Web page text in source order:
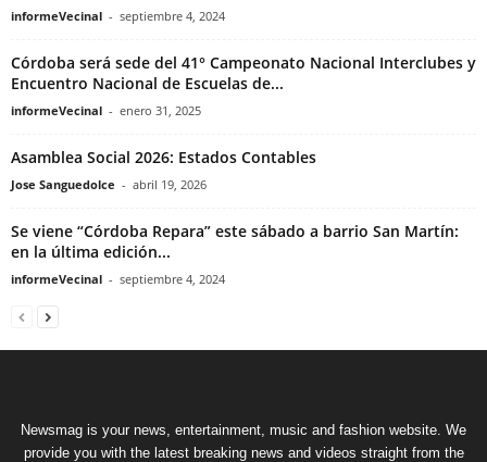
informeVecinal - septiembre 4, 2024
Córdoba será sede del 41° Campeonato Nacional Interclubes y
Encuentro Nacional de Escuelas de...
informeVecinal - enero 31, 2025
Asamblea Social 2026: Estados Contables
Jose Sanguedolce - abril 19, 2026
Se viene “Córdoba Repara” este sábado a barrio San Martín:
en la última edición...
informeVecinal - septiembre 4, 2024
Newsmag is your news, entertainment, music and fashion website. We
provide you with the latest breaking news and videos straight from the